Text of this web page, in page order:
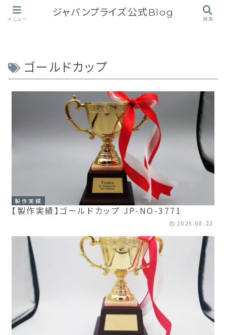
ゴールドカップ
製作実績
【製作実績】ゴールドカップ JP-NO-3771
2025.08.22
メニュー
ジャパンプライズ公式Blog
検索